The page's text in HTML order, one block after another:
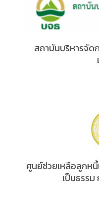
สถาบันบริหารจัด
ศูนย์ช่วยเหลือลูกหนี้
เป็นธรรม